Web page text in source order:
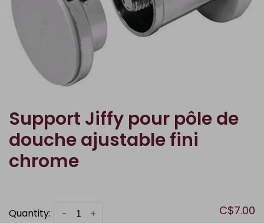
Support Jiffy pour pôle de
douche ajustable fini
chrome
Quantity: +
- C$7.00